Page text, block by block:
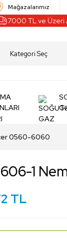
Mağazalarımız
TL ve Üzeri
0560-6060
1
TL